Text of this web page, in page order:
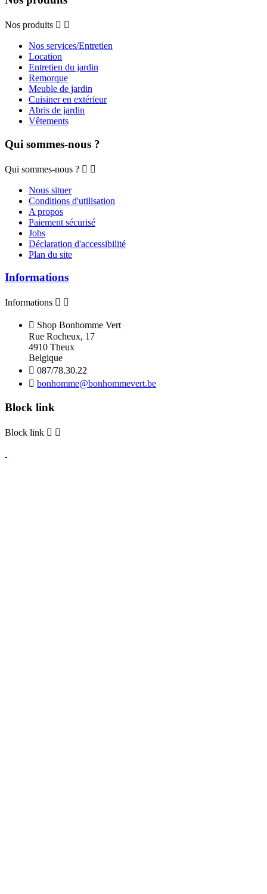
Nos produits  
Nos services/Entretien
Location
Entretien du jardin
Remorque
Meuble de jardin
Cuisiner en extérieur
Abris de jardin
Vêtements
Qui sommes-nous ?
Qui sommes-nous ?  
Nous situer
Conditions d'utilisation
A propos
Paiement sécurisé
Jobs
Déclaration d'accessibilité
Plan du site
Informations
Informations  
 Shop Bonhomme Vert
Rue Rocheux, 17
4910 Theux
Belgique
 087/78.30.22
 bonhomme@bonhommevert.be
Block link
Block link  